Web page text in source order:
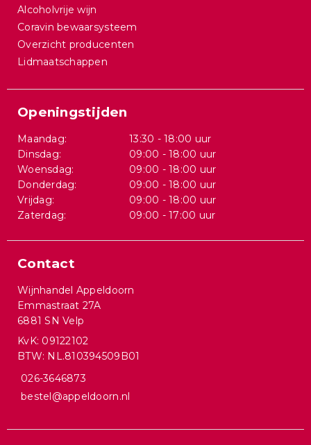
Alcoholvrije wijn
Coravin bewaarsysteem
Overzicht producenten
Lidmaatschappen
Openingstijden
Maandag:
13:30 - 18:00 uur
Dinsdag:
09:00 - 18:00 uur
Woensdag:
09:00 - 18:00 uur
Donderdag:
09:00 - 18:00 uur
Vrijdag:
09:00 - 18:00 uur
Zaterdag:
09:00 - 17:00 uur
Contact
Wijnhandel Appeldoorn
Emmastraat 27A
6881 SN Velp
KvK: 09122102
BTW: NL.810394509B01
026-3646873
bestel@appeldoorn.nl